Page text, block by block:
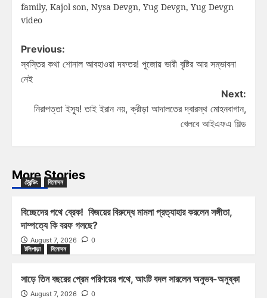
family, Kajol son, Nysa Devgn, Yug Devgn, Yug Devgn
video
Previous:
স্বস্তির কথা শোনাল আবহাওয়া দফতর! পুজোয় ভারী বৃষ্টির আর সম্ভাবনা
নেই
Next:
নিরাপত্তা ইস্যু! তাই ইরান নয়, ক্রীড়া আদালতের দ্বারস্থ মোহনবাগান,
খেলবে আইএফএ শিল্ড
More Stories
ট্রেন্ডিং বিনোদন
বিচ্ছেদের পথে ব্রেক! বিজয়ের বিরুদ্ধে মামলা প্রত্যাহার করলেন সঙ্গীতা,
দাম্পত্যে কি বরফ গলছে?
August 7, 2026
0
টলিপাড়া
বিনোদন
সাড়ে তিন বছরের প্রেম পরিণয়ের পথে, আংটি বদল সারলেন অনুভব-অনুষ্কা
August 7, 2026 0